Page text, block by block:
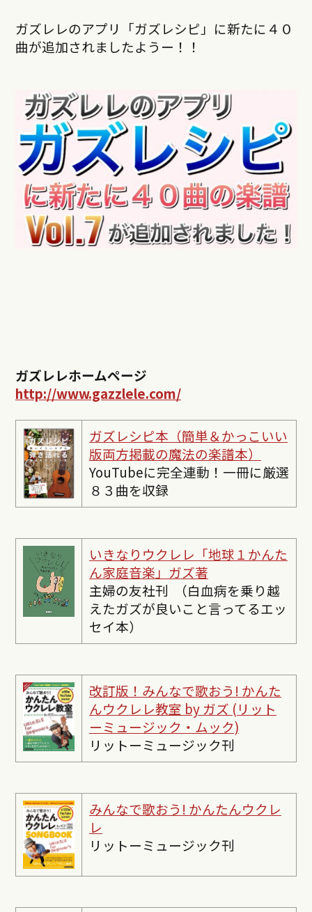
ガズレレのアプリ「ガズレシピ」に新たに４０
曲が追加されましたようー！！
ガズレレホームページ
http://www.gazzlele.com/
ガズレシピ本（簡単＆かっこいい
版両方掲載の魔法の楽譜本）
YouTubeに完全連動！一冊に厳選
８３曲を収録
いきなりウクレレ「地球１かんた
ん家庭音楽」ガズ著
主婦の友社刊 （白血病を乗り越
えたガズが良いこと言ってるエッ
セイ本）
改訂版！みんなで歌おう! かんた
んウクレレ教室 by ガズ (リット
ーミュージック・ムック)
リットーミュージック刊
みんなで歌おう! かんたんウクレ
レ
リットーミュージック刊